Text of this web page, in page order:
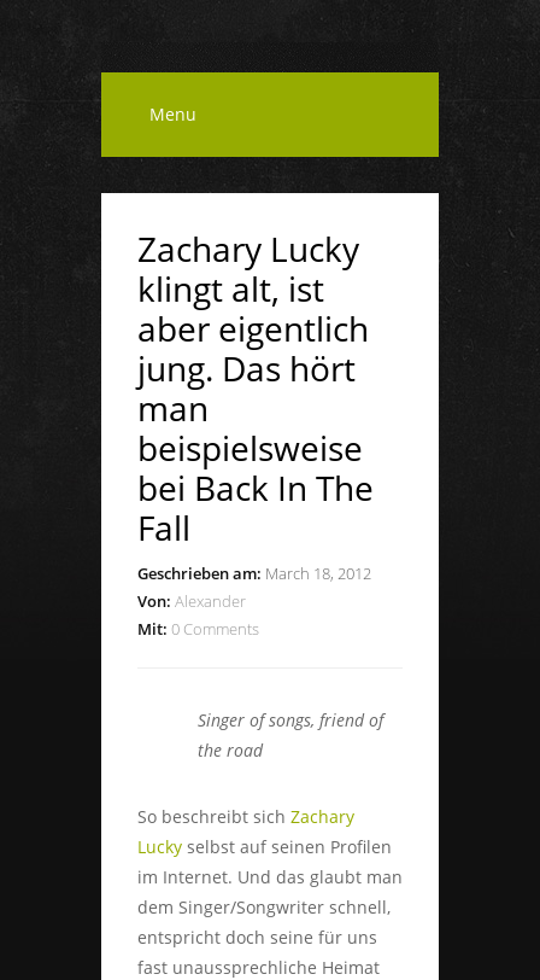
Menu
Zachary Lucky
klingt alt, ist
aber eigentlich
jung. Das hört
man
beispielsweise
bei Back In The
Fall
Geschrieben am: March 18, 2012
Von: Alexander
Mit: 0 Comments
Singer of songs, friend of
the road
So beschreibt sich Zachary
Lucky selbst auf seinen Profilen
im Internet. Und das glaubt man
dem Singer/Songwriter schnell,
entspricht doch seine für uns
fast unaussprechliche Heimat